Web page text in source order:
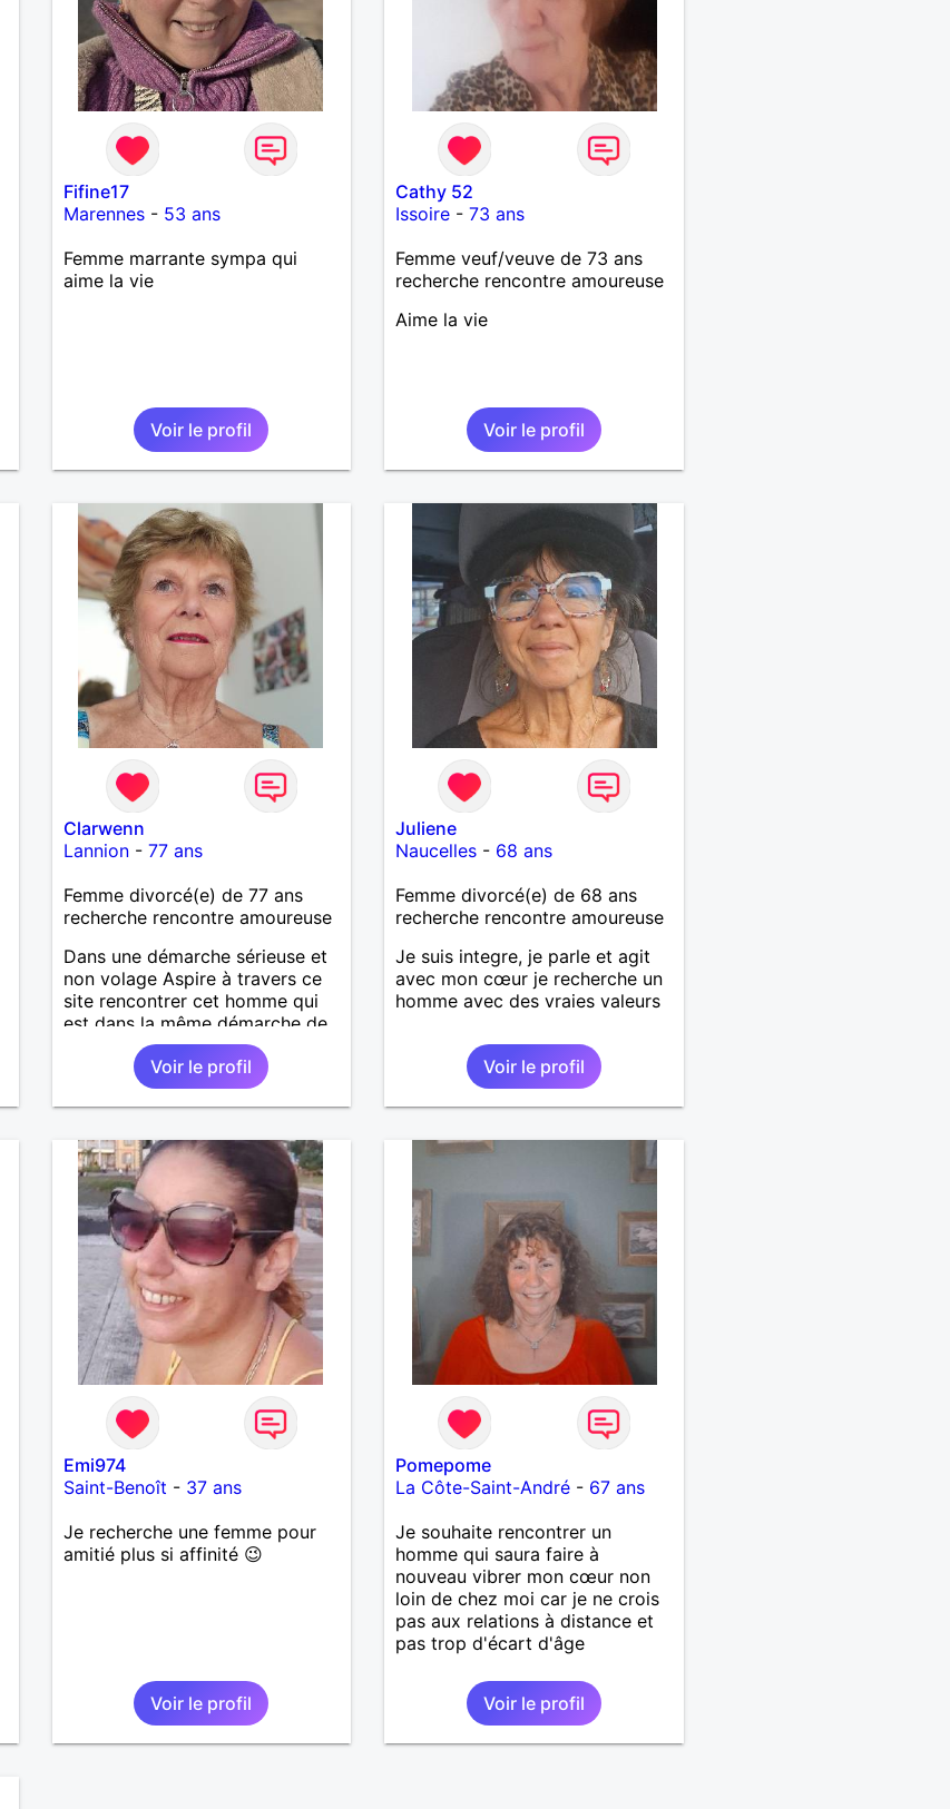
Fifine17
Marennes- 53 ans
Femme marrante sympa qui
aime la vie
Voir le profil
Cathy 52
Issoire -73 ans
Femme veuf/veuve de 73 ans
recherche rencontre amoureuse
Aime la vie
Voir le profil
Clarwenn
Lannion- 77 ans
Femme divorcé(e) de 77 ans
recherche rencontre amoureuse
Dans une démarche sérieuse et
non volage Aspire à travers ce
site rencontrer cet homme qui
est dans la même démarche de
sincérité et ce vouloir continuer
son chemin à deux. Dans le plus
grand respect, affection. Pour
une petite présentation D'un
blagueur affectueux fidèle.
Préférant échanger avec la
personne qui est dans la même
démarche Pour aboutir
éventuellement à une rencontre
en toute courtoisie. Il n'y a que
cette dernière de vraie. Je vous
dis peut-être à bientôt
Cordialement Pour aventures
ramasseurs de monnaie, je ne
suis pas des vôtres
Voir le profil
Juliene
Naucelles - 68 ans
Femme divorcé(e) de 68 ans
recherche rencontre amoureuse
Je suis integre, je parle et agit
avec mon cœur je recherche un
homme avec des vraies valeurs
Voir le profil
Emi974
Saint-Benoît - 37 ans
Je recherche une femme pour
amitié plus si affinité 😉
Voir le profil
Pomepome
La Côte-Saint-André - 67 ans
Je souhaite rencontrer un
homme qui saura faire à
nouveau vibrer mon cœur non
loin de chez moi car je ne crois
pas aux relations à distance et
pas trop d'écart d'âge
Voir le profil